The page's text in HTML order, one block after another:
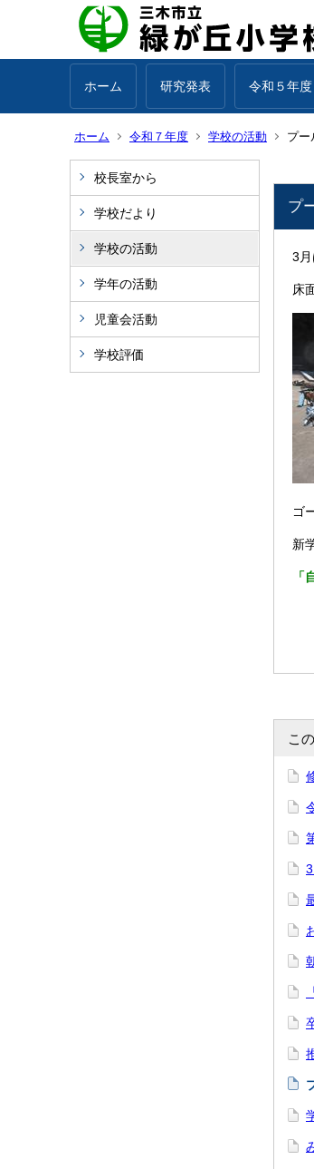
ホーム 研究発表 令和５年度
ホーム 令和７年度 学校の活動 プー
校長室から
学校だより
学校の活動
学年の活動
児童会活動
学校評価
プ
3月
床
ゴ
新
こ